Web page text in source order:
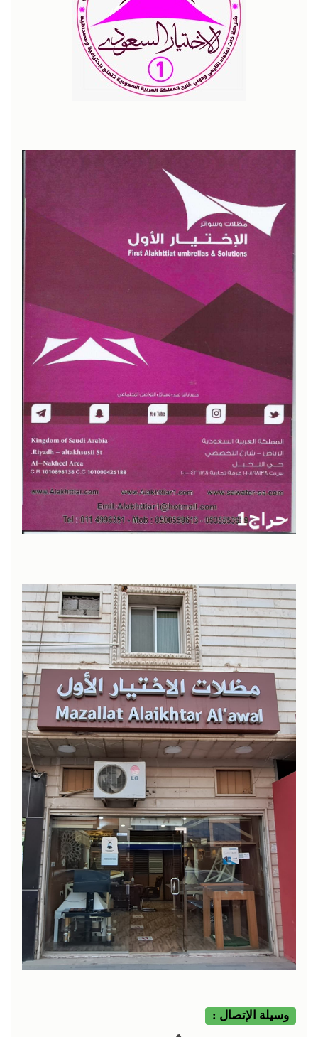
وسيلة الإتصال :